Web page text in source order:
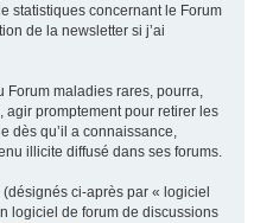
statistiques concernant le Forum
de la newsletter si j’ai
Forum maladies rares, pourra,
promptement pour retirer les
dès qu’il a connaissance,
illicite diffusé dans ses forums.
ci-après par « logiciel
logiciel de forum de discussions